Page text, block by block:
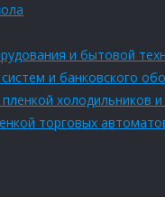
и бытовой
и банковского
холодильников
торговых